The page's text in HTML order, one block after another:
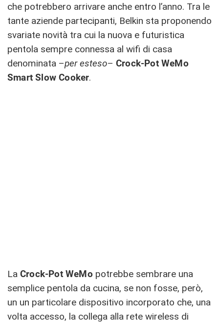
che potrebbero arrivare anche entro l’anno. Tra le
tante aziende partecipanti, Belkin sta proponendo
svariate novità tra cui la nuova e futuristica
pentola sempre connessa al wifi di casa
denominata –per esteso– Crock-Pot WeMo
Smart Slow Cooker.
La Crock-Pot WeMo potrebbe sembrare una
semplice pentola da cucina, se non fosse, però,
un un particolare dispositivo incorporato che, una
volta accesso, la collega alla rete wireless di